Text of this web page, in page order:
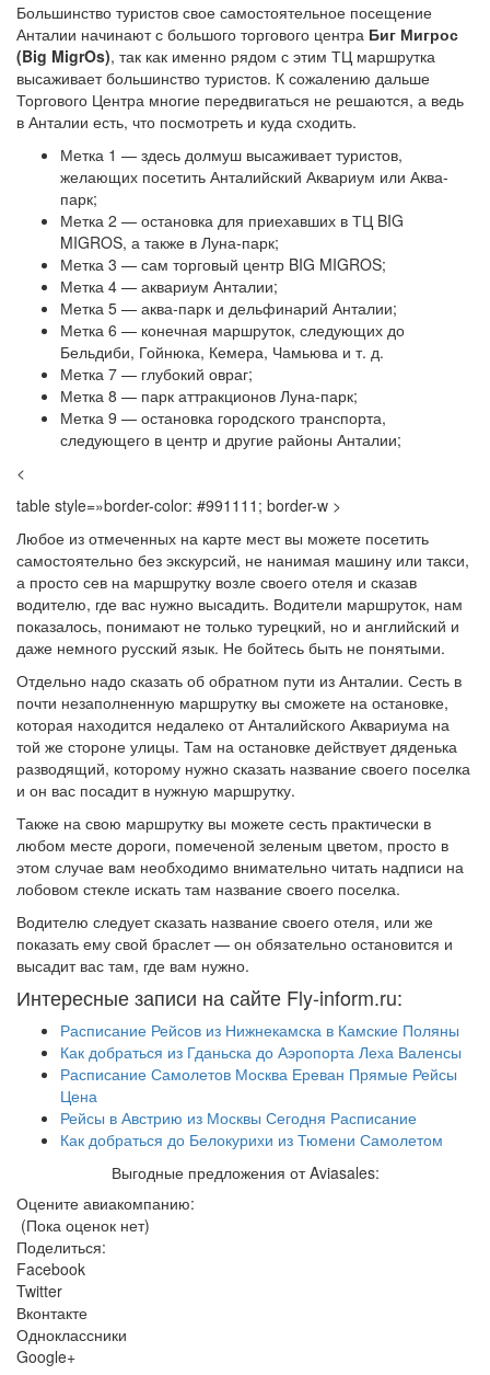
Большинство туристов свое самостоятельное посещение
Анталии начинают с большого торгового центра Биг Мигрос
(Big MigrOs), так как именно рядом с этим ТЦ маршрутка
высаживает большинство туристов. К сожалению дальше
Торгового Центра многие передвигаться не решаются, а ведь
в Анталии есть, что посмотреть и куда сходить.
Метка 1 — здесь долмуш высаживает туристов,
желающих посетить Анталийский Аквариум или Аква-
парк;
Метка 2 — остановка для приехавших в ТЦ BIG
MIGROS, а также в Луна-парк;
Метка 3 — сам торговый центр BIG MIGROS;
Метка 4 — аквариум Анталии;
Метка 5 — аква-парк и дельфинарий Анталии;
Метка 6 — конечная маршруток, следующих до
Бельдиби, Гойнюка, Кемера, Чамьюва и т. д.
Метка 7 — глубокий овраг;
Метка 8 — парк аттракционов Луна-парк;
Метка 9 — остановка городского транспорта,
следующего в центр и другие районы Анталии;
<
table style=»border-color: #991111; border-w >
Любое из отмеченных на карте мест вы можете посетить
самостоятельно без экскурсий, не нанимая машину или такси,
а просто сев на маршрутку возле своего отеля и сказав
водителю, где вас нужно высадить. Водители маршруток, нам
показалось, понимают не только турецкий, но и английский и
даже немного русский язык. Не бойтесь быть не понятыми.
Отдельно надо сказать об обратном пути из Анталии. Сесть в
почти незаполненную маршрутку вы сможете на остановке,
которая находится недалеко от Анталийского Аквариума на
той же стороне улицы. Там на остановке действует дяденька
разводящий, которому нужно сказать название своего поселка
и он вас посадит в нужную маршрутку.
Также на свою маршрутку вы можете сесть практически в
любом месте дороги, помеченой зеленым цветом, просто в
этом случае вам необходимо внимательно читать надписи на
лобовом стекле искать там название своего поселка.
Водителю следует сказать название своего отеля, или же
показать ему свой браслет — он обязательно остановится и
высадит вас там, где вам нужно.
Интересные записи на сайте Fly-inform.ru:
Расписание Рейсов из Нижнекамска в Камские Поляны
Как добраться из Гданьска до Аэропорта Леха Валенсы
Расписание Самолетов Москва Ереван Прямые Рейсы
Цена
Рейсы в Австрию из Москвы Сегодня Расписание
Как добраться до Белокурихи из Тюмени Самолетом
Выгодные предложения от Aviasales:
Оцените авиакомпанию:
(Пока оценок нет)
Поделиться:
Facebook
Twitter
Вконтакте
Одноклассники
Google+